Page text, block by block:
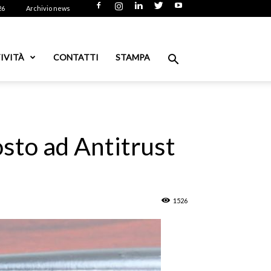
Archivio news
CONTATTI STAMPA
ad Antitrust
1526